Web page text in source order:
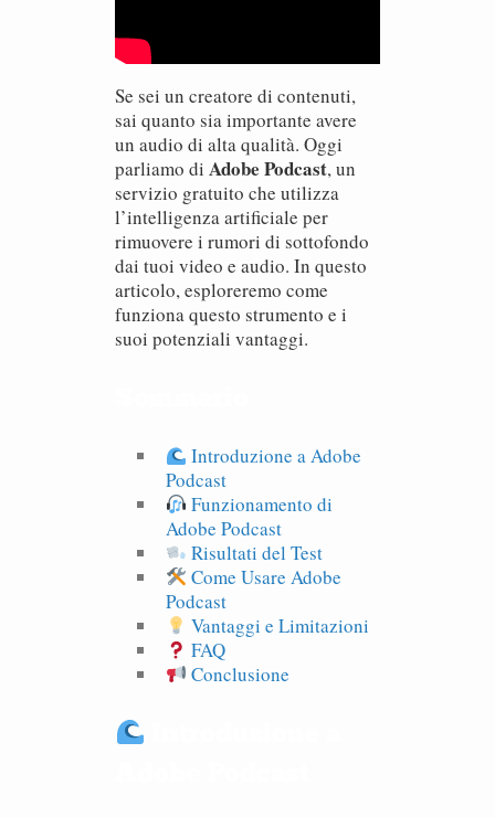
Se sei un creatore di contenuti,
sai quanto sia importante avere
un audio di alta qualità. Oggi
parliamo di Adobe Podcast, un
servizio gratuito che utilizza
l’intelligenza artificiale per
rimuovere i rumori di sottofondo
dai tuoi video e audio. In questo
articolo, esploreremo come
funziona questo strumento e i
suoi potenziali vantaggi.
Introduzione a Adobe
Podcast
Funzionamento di
Adobe Podcast
Risultati del Test
Come Usare Adobe
Podcast
Vantaggi e Limitazioni
FAQ
Conclusione